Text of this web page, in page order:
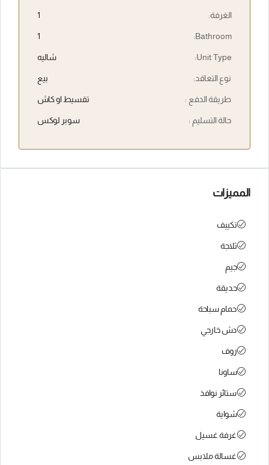
الغرفة: 1
Bathroom:
1
Unit Type: شاليه
نوع التعاقد: بيع
طريقة الدفع : تقسيط او كاش
حالة التسليم : سوبر لوكس
المميزات
تكييف
ثلاجة
جيم
حديقة
حمام سباحة
دش خارجي
روف
ساونا
ستائر نوافذ
شواية
غرفة غسيل
غسالة ملابس